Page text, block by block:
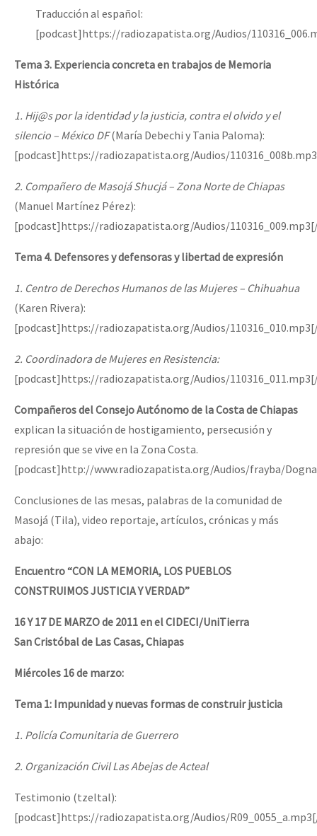
Traducción al español:
[podcast]https://radiozapatista.org/Audios/
Tema 3. Experiencia concreta en trabajos de Memoria
Histórica
1. Hij@s por la identidad y la justicia, contra el olvido y el
silencio – México DF(María Debechi y Tania Paloma):
[podcast]https://radiozapatista.org/Audios/
2. Compañero de Masojá Shucjá – Zona Norte de Chiapas
(Manuel Martínez Pérez):
[podcast]https://radiozapatista.org/Audios/
Tema 4. Defensores y defensoras y libertad de expresión
1. Centro de Derechos Humanos de las Mujeres – Chihuahua
(Karen Rivera):
[podcast]https://radiozapatista.org/Audios/
2. Coordinadora de Mujeres en Resistencia:
[podcast]https://radiozapatista.org/Audios/
Compañeros del Consejo Autónomo de la Costa de Chiapas
explican la situación de hostigamiento, persecusión y
represión que se vive en la Zona Costa.
[podcast]http://www.radiozapatista.org/Audios/frayba/
Conclusiones de las mesas, palabras de la comunidad de
Masojá (Tila), video reportaje, artículos, crónicas y más
abajo:
Encuentro “CON LA MEMORIA, LOS PUEBLOS
CONSTRUIMOS JUSTICIA Y VERDAD”
16 Y 17 DE MARZO de 2011 en el CIDECI/UniTierra
San Cristóbal de Las Casas, Chiapas
Miércoles 16 de marzo:
Tema 1: Impunidad y nuevas formas de construir justicia
1. Policía Comunitaria de Guerrero
2. Organización Civil Las Abejas de Acteal
Testimonio (tzeltal):
[podcast]https://radiozapatista.org/Audios/